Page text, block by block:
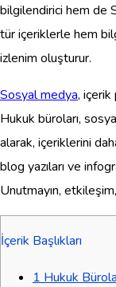
bilgilendirici hem de
tür içeriklerle hem
izlenim oluşturur.
Sosyal medya, içerik
Hukuk büroları,
alarak, içeriklerini
blog yazıları ve
Unutmayın,
İçerik Başlıkları
1 Hukuk